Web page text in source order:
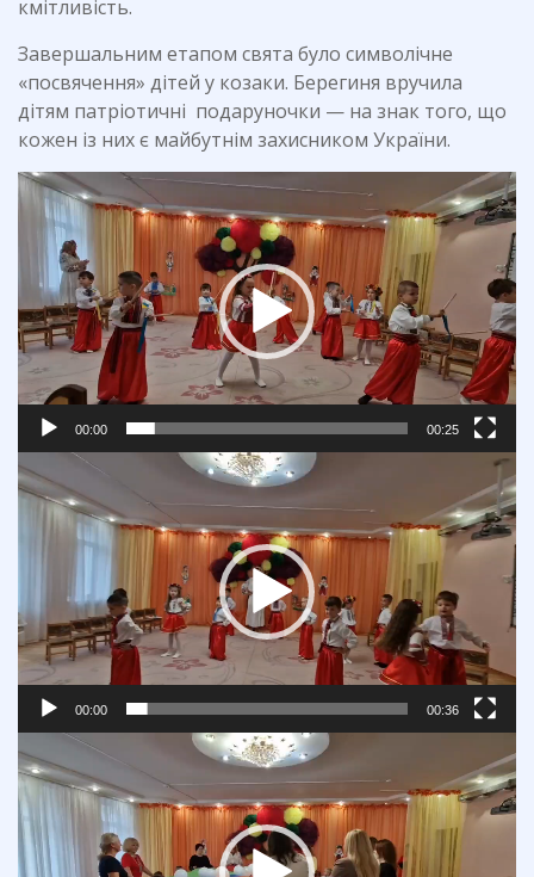
кмітливість.
Завершальним етапом свята було символічне
«посвячення» дітей у козаки. Берегиня вручила
дітям патріотичні подаруночки — на знак того, що
кожен із них є майбутнім захисником України.
Відеопрогравач
00:00 00:25
Відеопрогравач
00:00 00:36
Відеопрогравач